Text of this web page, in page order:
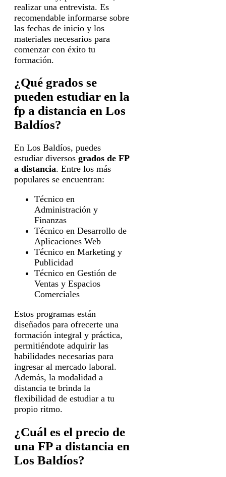
realizar una entrevista. Es
recomendable informarse sobre
las fechas de inicio y los
materiales necesarios para
comenzar con éxito tu
formación.
¿Qué grados se
pueden estudiar en la
fp a distancia en Los
Baldíos?
En Los Baldíos, puedes
estudiar diversos grados de FP
a distancia. Entre los más
populares se encuentran:
Técnico en
Administración y
Finanzas
Técnico en Desarrollo de
Aplicaciones Web
Técnico en Marketing y
Publicidad
Técnico en Gestión de
Ventas y Espacios
Comerciales
Estos programas están
diseñados para ofrecerte una
formación integral y práctica,
permitiéndote adquirir las
habilidades necesarias para
ingresar al mercado laboral.
Además, la modalidad a
distancia te brinda la
flexibilidad de estudiar a tu
propio ritmo.
¿Cuál es el precio de
una FP a distancia en
Los Baldíos?